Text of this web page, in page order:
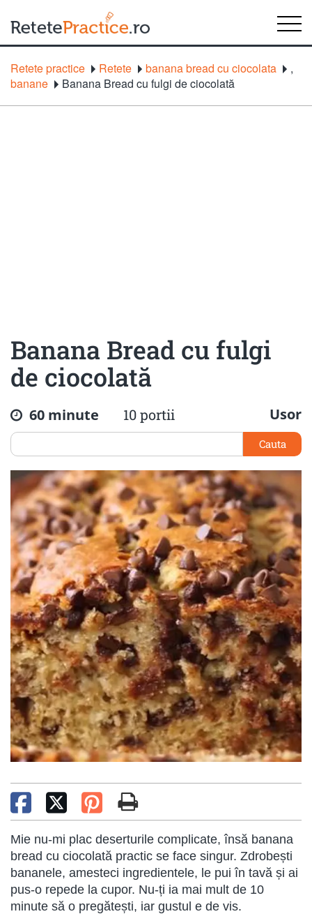
Retete practice Retete banana bread cu ciocolata
,
banane
Banana Bread cu fulgi de ciocolată
Banana Bread cu fulgi
de ciocolată
60 minute 10 portii Usor
Cauta
Mie nu-mi plac deserturile complicate, însă banana
bread cu ciocolată practic se face singur. Zdrobești
bananele, amesteci ingredientele, le pui în tavă și ai
pus-o repede la cupor. Nu-ți ia mai mult de 10
minute să o pregătești, iar gustul e de vis.